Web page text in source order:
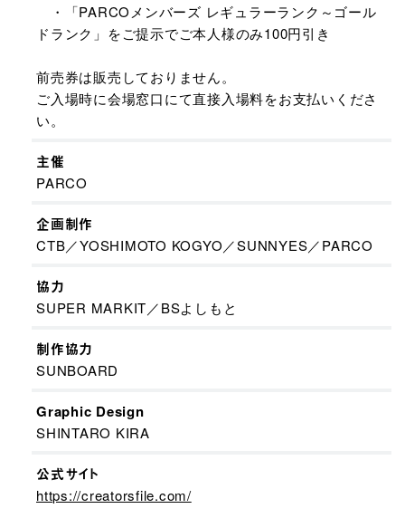
・「PARCOメンバーズ レギュラーランク～ゴール
ドランク」をご提示でご本人様のみ100円引き
前売券は販売しておりません。
ご入場時に会場窓口にて直接入場料をお支払いくださ
い。
主催
PARCO
企画制作
CTB／YOSHIMOTO KOGYO／SUNNYES／PARCO
協力
SUPER MARKIT／BSよしもと
制作協力
SUNBOARD
Graphic Design
SHINTARO KIRA
公式サイト
https://creatorsfile.com/